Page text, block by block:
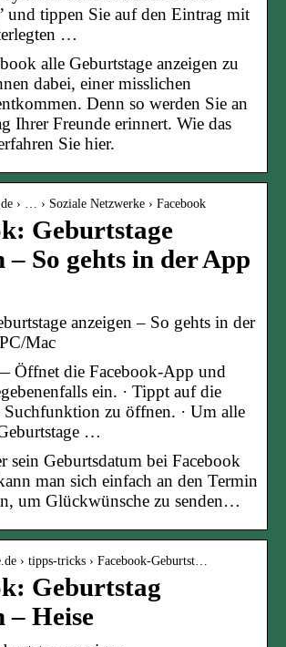
und tippen Sie auf den Eintrag mit
…
alle Geburtstage anzeigen zu
dabei, einer misslichen
Denn so werden Sie an
Ihrer Freunde erinnert. Wie das
Sie hier.
› … › Soziale Netzwerke › Facebook
Geburtstage
– So gehts in der App
anzeigen – So gehts in der
Mac
Öffnet die Facebook-App und
ein. · Tippt auf die
zu öffnen. · Um alle
…
sein Geburtsdatum bei Facebook
man sich einfach an den Termin
um Glückwünsche zu senden…
› tipps-tricks › Facebook-Geburtst…
Geburtstag
– Heise